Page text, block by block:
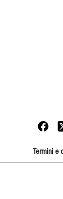
Termini e